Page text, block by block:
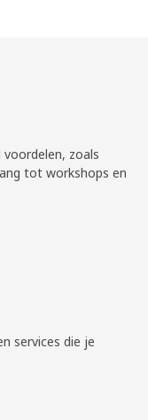
voordelen, zoals
tot workshops en
services die je